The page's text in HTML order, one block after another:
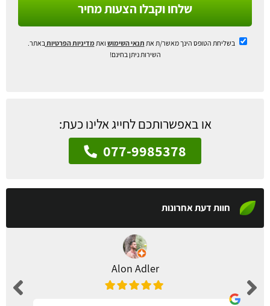
שלחו וקבלו הצעות מחיר
בשליחת הטופס הינך מאשר/ת את תנאי השימוש ואתמדיניות הפרטיות באתר.
השירות ניתן בחינם!
או באפשרותכם לחייג אלינו כעת:
077-9985378
חוות דעת אחרונות
Alon Adler